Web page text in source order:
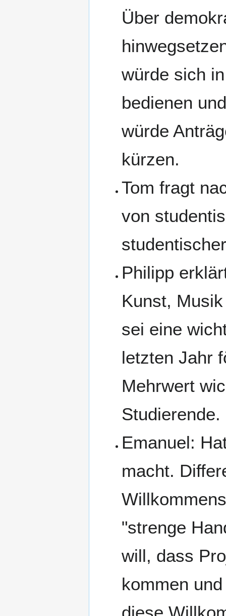
Über
würde sich
bedienen
würde
kürzen.
Tom fragt
von
Philipp
Kunst,
sei eine
letzten Jahr
Mehrwert
Studierende.
Emanuel:
macht.
"strenge
will, dass
kommen
diese